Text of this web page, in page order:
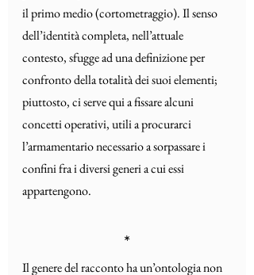
il primo medio (cortometraggio). Il senso
dell’identità completa, nell’attuale
contesto, sfugge ad una definizione per
confronto della totalità dei suoi elementi;
piuttosto, ci serve qui a fissare alcuni
concetti operativi, utili a procurarci
l’armamentario necessario a sorpassare i
confini fra i diversi generi a cui essi
appartengono.
*
Il genere del racconto ha un’ontologia non